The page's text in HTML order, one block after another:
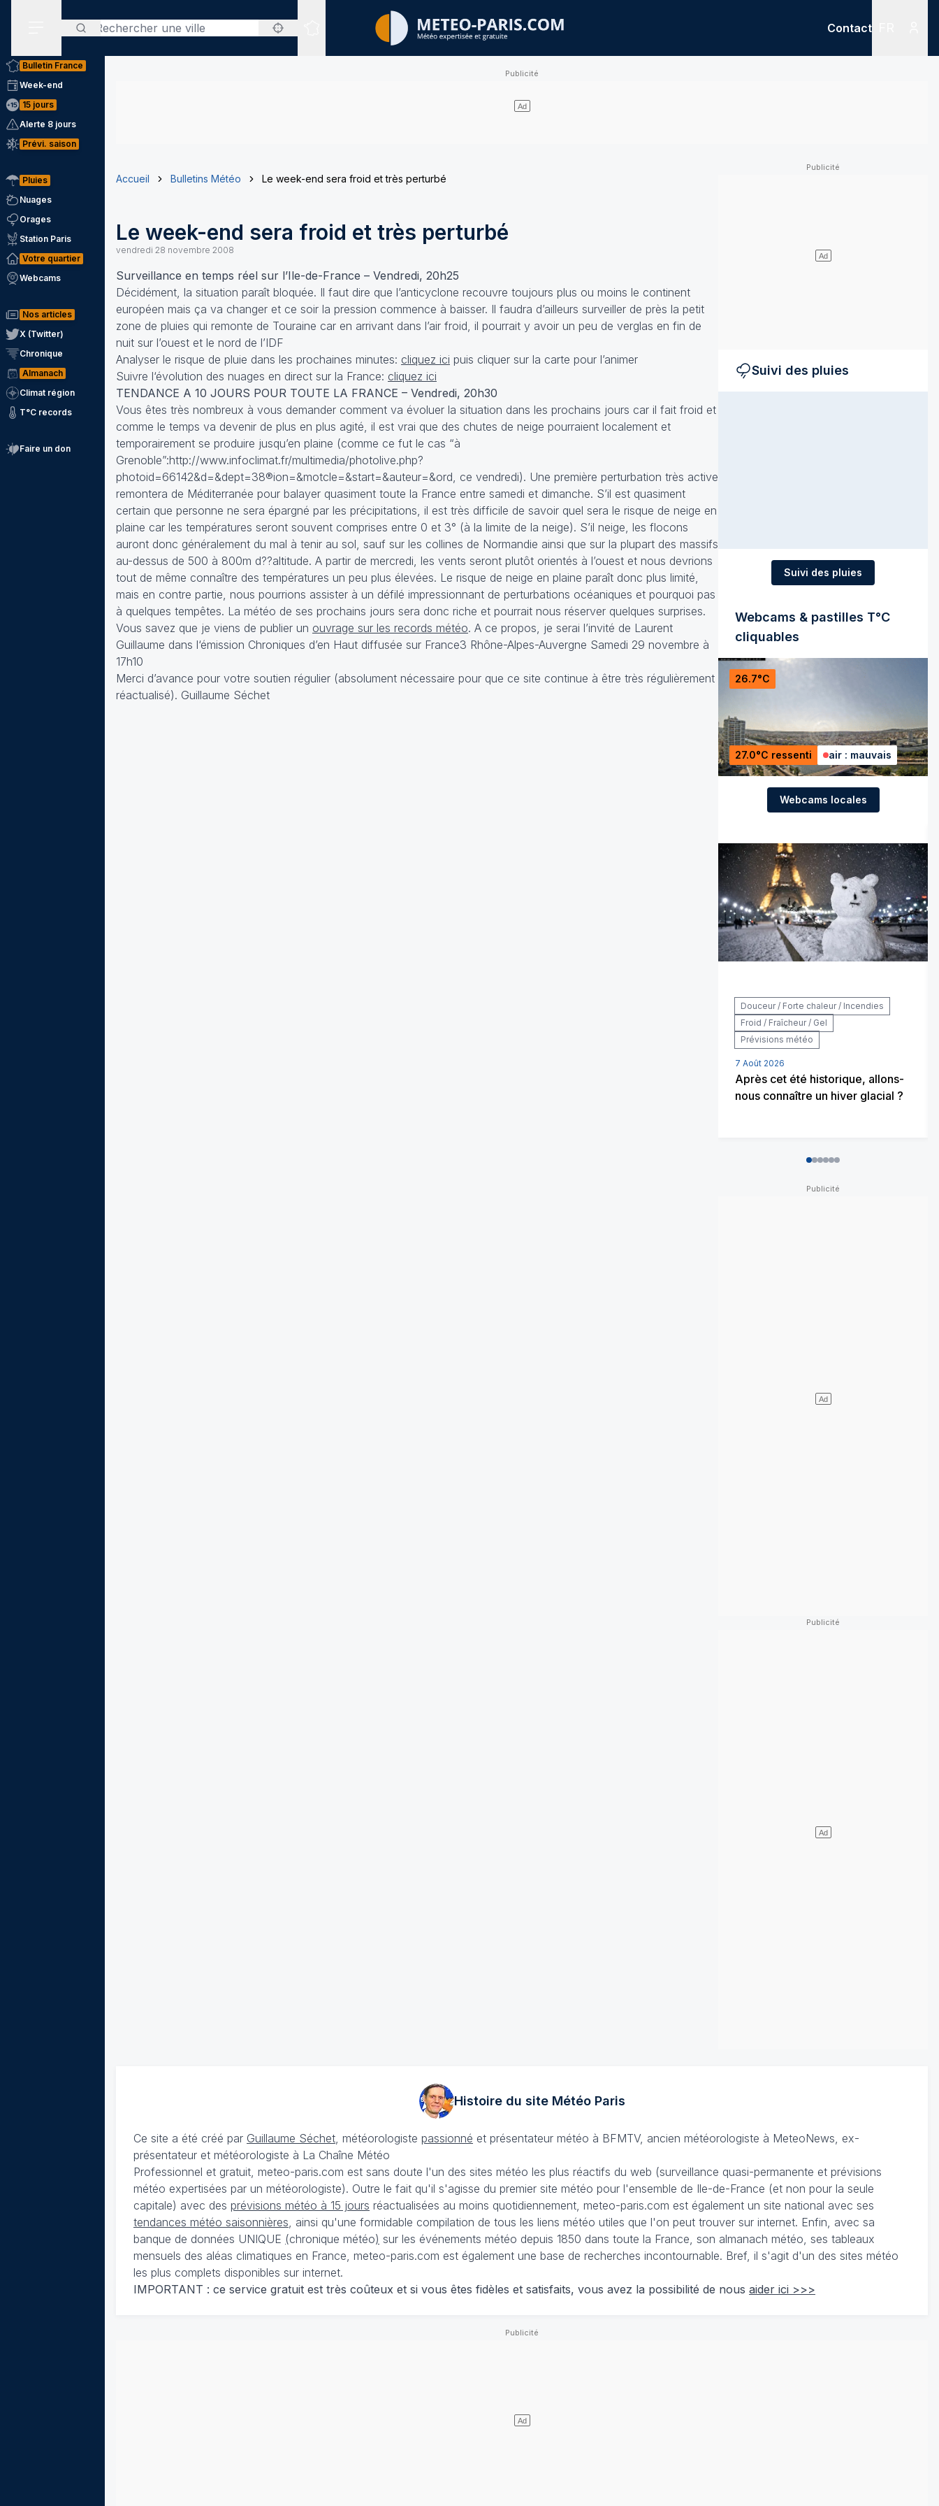
Rechercher
Sites expertisés
Contact
Bulletin France
Week-end
15 jours
Alerte 8 jours
Prévi. saison
Pluies
Nuages
Orages
Station Paris
Votre quartier
Webcams
Nos articles
X (Twitter)
Chronique
Almanach
Climat région
T°C records
Faire un don
Accueil Bulletins Météo Le week-end sera froid et très perturbé
Le week-end sera froid et très perturbé
vendredi 28 novembre 2008
Surveillance en temps réel sur l’Ile-de-France – Vendredi, 20h25
Décidément, la situation paraît bloquée. Il faut dire que l’anticyclone recouvre toujours plus ou moins le continent
européen mais ça va changer et ce soir la pression commence à baisser. Il faudra d’ailleurs surveiller de près la petit
zone de pluies qui remonte de Touraine car en arrivant dans l’air froid, il pourrait y avoir un peu de verglas en fin de
nuit sur l’ouest et le nord de l’IDF
Analyser le risque de pluie dans les prochaines minutes: cliquez ici puis cliquer sur la carte pour l’animer
Suivre l‘évolution des nuages en direct sur la France: cliquez ici
TENDANCE A 10 JOURS POUR TOUTE LA FRANCE – Vendredi, 20h30
Vous êtes très nombreux à vous demander comment va évoluer la situation dans les prochains jours car il fait froid et
comme le temps va devenir de plus en plus agité, il est vrai que des chutes de neige pourraient localement et
temporairement se produire jusqu’en plaine (comme ce fut le cas “à
Grenoble”:http://www.infoclimat.fr/multimedia/photolive.php?
photoid=66142&d=&dept=38®ion=&motcle=&start=&auteur=&ord, ce vendredi). Une première perturbation très active
remontera de Méditerranée pour balayer quasiment toute la France entre samedi et dimanche. S’il est quasiment
certain que personne ne sera épargné par les précipitations, il est très difficile de savoir quel sera le risque de neige en
plaine car les températures seront souvent comprises entre 0 et 3° (à la limite de la neige). S’il neige, les flocons
auront donc généralement du mal à tenir au sol, sauf sur les collines de Normandie ainsi que sur la plupart des massifs
au-dessus de 500 à 800m d??altitude. A partir de mercredi, les vents seront plutôt orientés à l’ouest et nous devrions
tout de même connaître des températures un peu plus élevées. Le risque de neige en plaine paraît donc plus limité,
mais en contre partie, nous pourrions assister à un défilé impressionnant de perturbations océaniques et pourquoi pas
à quelques tempêtes. La météo de ses prochains jours sera donc riche et pourrait nous réserver quelques surprises.
Vous savez que je viens de publier un ouvrage sur les records météo. A ce propos, je serai l’invité de Laurent
Guillaume dans l‘émission Chroniques d’en Haut diffusée sur France3 Rhône-Alpes-Auvergne Samedi 29 novembre à
17h10
Merci d’avance pour votre soutien régulier (absolument nécessaire pour que ce site continue à être très régulièrement
réactualisé). Guillaume Séchet
Suivi des pluies
Suivi des pluies
Webcams & pastilles T°C
cliquables
26.7°C
27.0°C ressenti air : mauvais
Webcams locales
Douceur / Forte chaleur / Incendies
Froid / Fraîcheur / Gel
Prévisions météo
7 Août 2026
Après cet été historique, allons-
nous connaître un hiver glacial ?
012345
Histoire du site MétéoParis
Ce site a été créé par Guillaume Séchet , météorologiste passionné et présentateur météo à BFMTV, ancien météorologiste à MeteoNews, ex-
présentateur et météorologiste à La Chaîne Météo
Professionnel et gratuit, meteo-paris.com est sans doute l'un des sites météo les plus réactifs du web (surveillance quasi-permanente et prévisions
météo expertisées par un météorologiste). Outre le fait qu'il s'agisse du premier site météo pour l'ensemble de Ile-de-France (et non pour la seule
capitale) avec des prévisions météo à 15 jours réactualisées au moins quotidiennement, meteo-paris.com est également un site national avec ses
tendances météo saisonnières , ainsi qu'une formidable compilation de tous les liens météo utiles que l'on peut trouver sur internet. Enfin, avec sa
banque de données UNIQUE (chronique météo) sur les événements météo depuis 1850 dans toute la France, son almanach météo, ses tableaux
mensuels des aléas climatiques en France, meteo-paris.com est également une base de recherches incontournable. Bref, il s'agit d'un des sites météo
les plus complets disponibles sur internet.
IMPORTANT : ce service gratuit est très coûteux et si vous êtes fidèles et satisfaits, vous avez la possibilité de nous aider ici >>>